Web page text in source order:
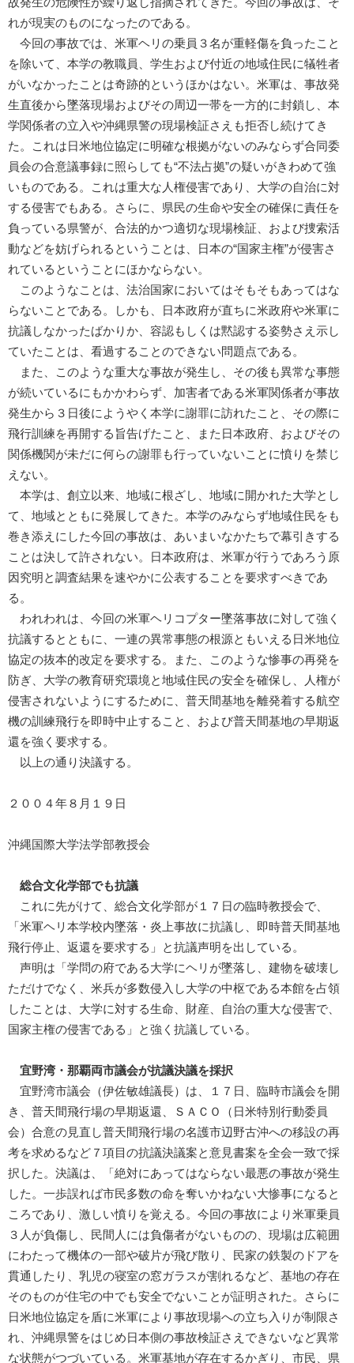
れが現実のものになったのである。
今回の事故では、米軍ヘリの乗員３名が重軽傷を負ったこと
を除いて、本学の教職員、学生および付近の地域住民に犠牲者
がいなかったことは奇跡的というほかはない。米軍は、事故発
生直後から墜落現場およびその周辺一帯を一方的に封鎖し、本
学関係者の立入や沖縄県警の現場検証さえも拒否し続けてき
た。これは日米地位協定に明確な根拠がないのみならず合同委
員会の合意議事録に照らしても“不法占拠”の疑いがきわめて強
いものである。これは重大な人権侵害であり、大学の自治に対
する侵害でもある。さらに、県民の生命や安全の確保に責任を
負っている県警が、合法的かつ適切な現場検証、および捜索活
動などを妨げられるということは、日本の“国家主権”が侵害さ
れているということにほかならない。
このようなことは、法治国家においてはそもそもあってはな
らないことである。しかも、日本政府が直ちに米政府や米軍に
抗議しなかったばかりか、容認もしくは黙認する姿勢さえ示し
ていたことは、看過することのできない問題点である。
また、このような重大な事故が発生し、その後も異常な事態
が続いているにもかかわらず、加害者である米軍関係者が事故
発生から３日後にようやく本学に謝罪に訪れたこと、その際に
飛行訓練を再開する旨告げたこと、また日本政府、およびその
関係機関が未だに何らの謝罪も行っていないことに憤りを禁じ
えない。
本学は、創立以来、地域に根ざし、地域に開かれた大学とし
て、地域とともに発展してきた。本学のみならず地域住民をも
巻き添えにした今回の事故は、あいまいなかたちで幕引きする
ことは決して許されない。日本政府は、米軍が行うであろう原
因究明と調査結果を速やかに公表することを要求すべきであ
る。
われわれは、今回の米軍ヘリコプター墜落事故に対して強く
抗議するとともに、一連の異常事態の根源ともいえる日米地位
協定の抜本的改定を要求する。また、このような惨事の再発を
防ぎ、大学の教育研究環境と地域住民の安全を確保し、人権が
侵害されないようにするために、普天間基地を離発着する航空
機の訓練飛行を即時中止すること、および普天間基地の早期返
還を強く要求する。
以上の通り決議する。
２００４年８月１９日
沖縄国際大学法学部教授会
総合文化学部でも抗議
これに先がけて、総合文化学部が１７日の臨時教授会で、
「米軍ヘリ本学校内墜落・炎上事故に抗議し、即時普天間基地
飛行停止、返還を要求する」と抗議声明を出している。
声明は「学問の府である大学にヘリが墜落し、建物を破壊し
ただけでなく、米兵が多数侵入し大学の中枢である本館を占領
したことは、大学に対する生命、財産、自治の重大な侵害で、
国家主権の侵害である」と強く抗議している。
宜野湾・那覇両市議会が抗議決議を採択
宜野湾市議会（伊佐敏雄議長）は、１７日、臨時市議会を開
き、普天間飛行場の早期返還、ＳＡＣＯ（日米特別行動委員
会）合意の見直し普天間飛行場の名護市辺野古沖への移設の再
考を求めるなど７項目の抗議決議案と意見書案を全会一致で採
択した。決議は、「絶対にあってはならない最悪の事故が発生
した。一歩誤れば市民多数の命を奪いかねない大惨事になると
ころであり、激しい憤りを覚える。今回の事故により米軍乗員
３人が負傷し、民間人には負傷者がないものの、現場は広範囲
にわたって機体の一部や破片が飛び散り、民家の鉄製のドアを
貫通したり、乳児の寝室の窓ガラスが割れるなど、基地の存在
そのものが住宅の中でも安全でないことが証明された。さらに
日米地位協定を盾に米軍により事故現場への立ち入りが制限さ
れ、沖縄県警をはじめ日本側の事故検証さえできないなど異常
な状態がつづいている。米軍基地が存在するかぎり、市民、県